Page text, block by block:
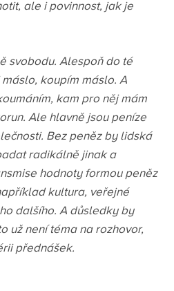
ale i povinnost, jak je
svobodu. Alespoň do té
koupím máslo. A
kam pro něj mám
Ale hlavně jsou peníze
Bez peněz by lidská
radikálně jinak a
hodnoty formou peněz
kultura, veřejné
dalšího. A důsledky by
už není téma na rozhovor,
přednášek.